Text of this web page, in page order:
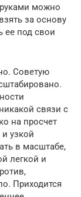
можно
за основу
ее под свои
Советую
связи с
на просчет
узкой
в масштабе,
легкой и
Приходится